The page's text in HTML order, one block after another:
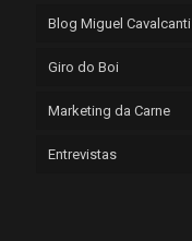
Blog Miguel Cavalcanti
Giro do Boi
Marketing da Carne
Entrevistas